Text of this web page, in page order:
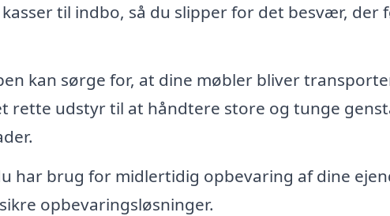
til indbo, så du slipper for det besvær, der
kan sørge for, at dine møbler bliver
rette udstyr til at håndtere store og tunge
har brug for midlertidig opbevaring af dine
opbevaringsløsninger.